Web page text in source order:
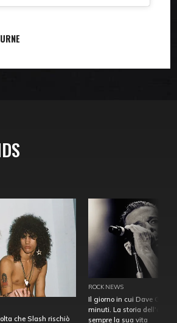
che Slash rischiò
ROCK NEWS
Il giorno in cui Dave
minuti. La storia
sempre la sua vita